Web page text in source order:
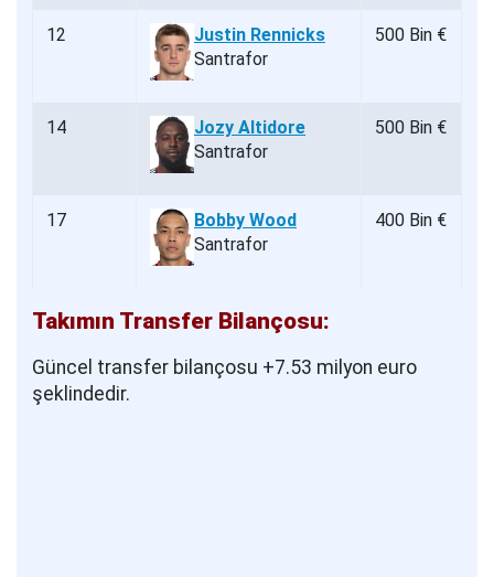
12
Justin Rennicks
Santrafor
500 Bin €
14
Jozy Altidore
Santrafor
500 Bin €
17
Bobby Wood
Santrafor
400 Bin €
Takımın Transfer Bilançosu:
Güncel transfer bilançosu +7.53 milyon euro
şeklindedir.